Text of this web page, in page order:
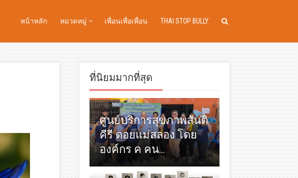
หน้าหลัก หมวดหมู่ เพื่อนเพื่อเพื่อน THAI STOP BULLY
ที่นิยมมากที่สุด
ศูนย์บริการสุขภาพสันติ
คีรี ดอยแม่สลอง โดย
องค์กร ค คน...